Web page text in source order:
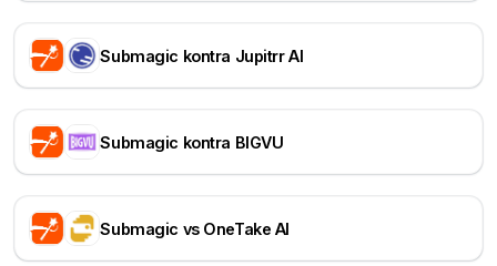
Submagic kontra Jupitrr AI
Submagic kontra BIGVU
Submagic vs OneTake AI